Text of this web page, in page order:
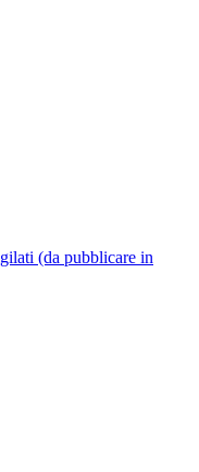
(da pubblicare in